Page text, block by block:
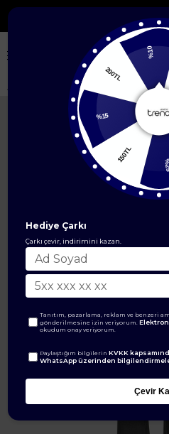
Seçili Yeni Sezon
ÜST GİYİM Tunik
%10
150TL
%15
200TL
Hediye Çarkı
Çarkı çevir, indirimini kazan.
Tanıtım, pazarlama, reklam ve benzeri
gönderilmesine izin veriyorum.
okudum onay veriyorum.
Paylaştığım bilgilerinKVKK
WhatsApp üzerinden
Çevir